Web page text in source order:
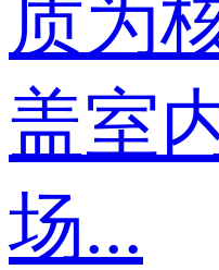
质为
盖室
场...